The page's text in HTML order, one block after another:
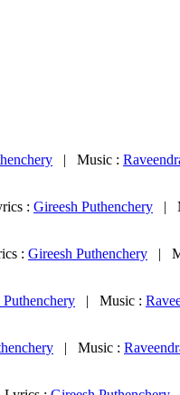
| Music :
: Gireesh Puthenchery |
: Gireesh Puthenchery |
Puthenchery | Music :
| Music :